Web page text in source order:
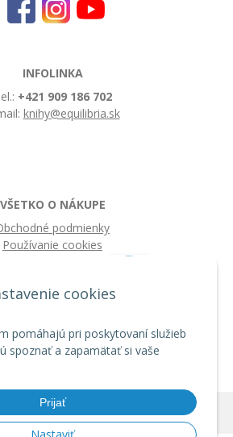
cookies
pomáhajú pri poskytovaní služieb
spoznať a zapamätať si vaše
Prijať
INFOLINKA
+421 909 186 702
knihy@equilibria.sk
VŠETKO O NÁKUPE
podmienky
Používanie cookies
eshopu cez UNIobchod
spoločnosti
WEBYGROUP